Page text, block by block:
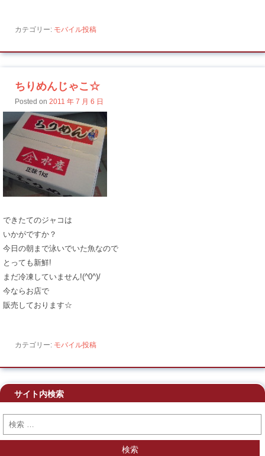
カテゴリー: モバイル投稿
ちりめんじゃこ☆
Posted on 2011 年 7 月 6 日
できたてのジャコは
いかがですか？
今日の朝まで泳いでいた魚なので
とっても新鮮!
まだ冷凍していません!(^0^)/
今ならお店で
販売しております☆
カテゴリー: モバイル投稿
サイト内検索
検索